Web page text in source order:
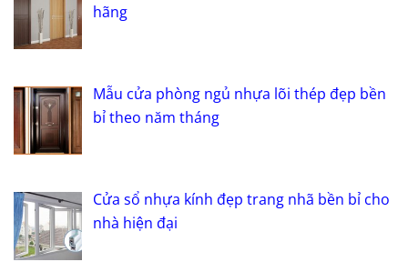
hãng
Mẫu cửa phòng ngủ nhựa lõi thép đẹp bền
bỉ theo năm tháng
Cửa sổ nhựa kính đẹp trang nhã bền bỉ cho
nhà hiện đại